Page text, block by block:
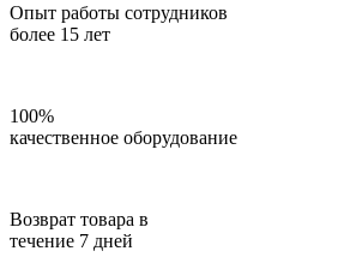
Опыт работы сотрудников
более 15 лет
100%
качественное оборудование
Возврат товара в
течение 7 дней